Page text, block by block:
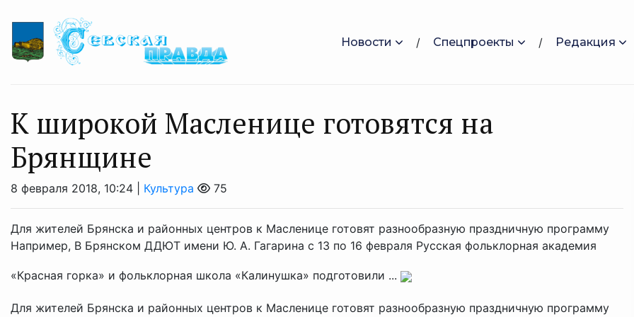
Новости Спецпроекты Редакция
К широкой Масленице готовятся на
Брянщине
8 февраля 2018, 10:24 | Культура 75
Для жителей Брянска и районных центров к Масленице готовят разнообразную праздничную программу
Например, В Брянском ДДЮТ имени Ю. А. Гагарина с 13 по 16 февраля Русская фольклорная академия
«Красная горка» и фольклорная школа «Калинушка» подготовили ...
Для жителей Брянска и районных центров к Масленице готовят разнообразную праздничную программу